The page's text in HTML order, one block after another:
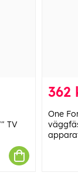
TV
362
One